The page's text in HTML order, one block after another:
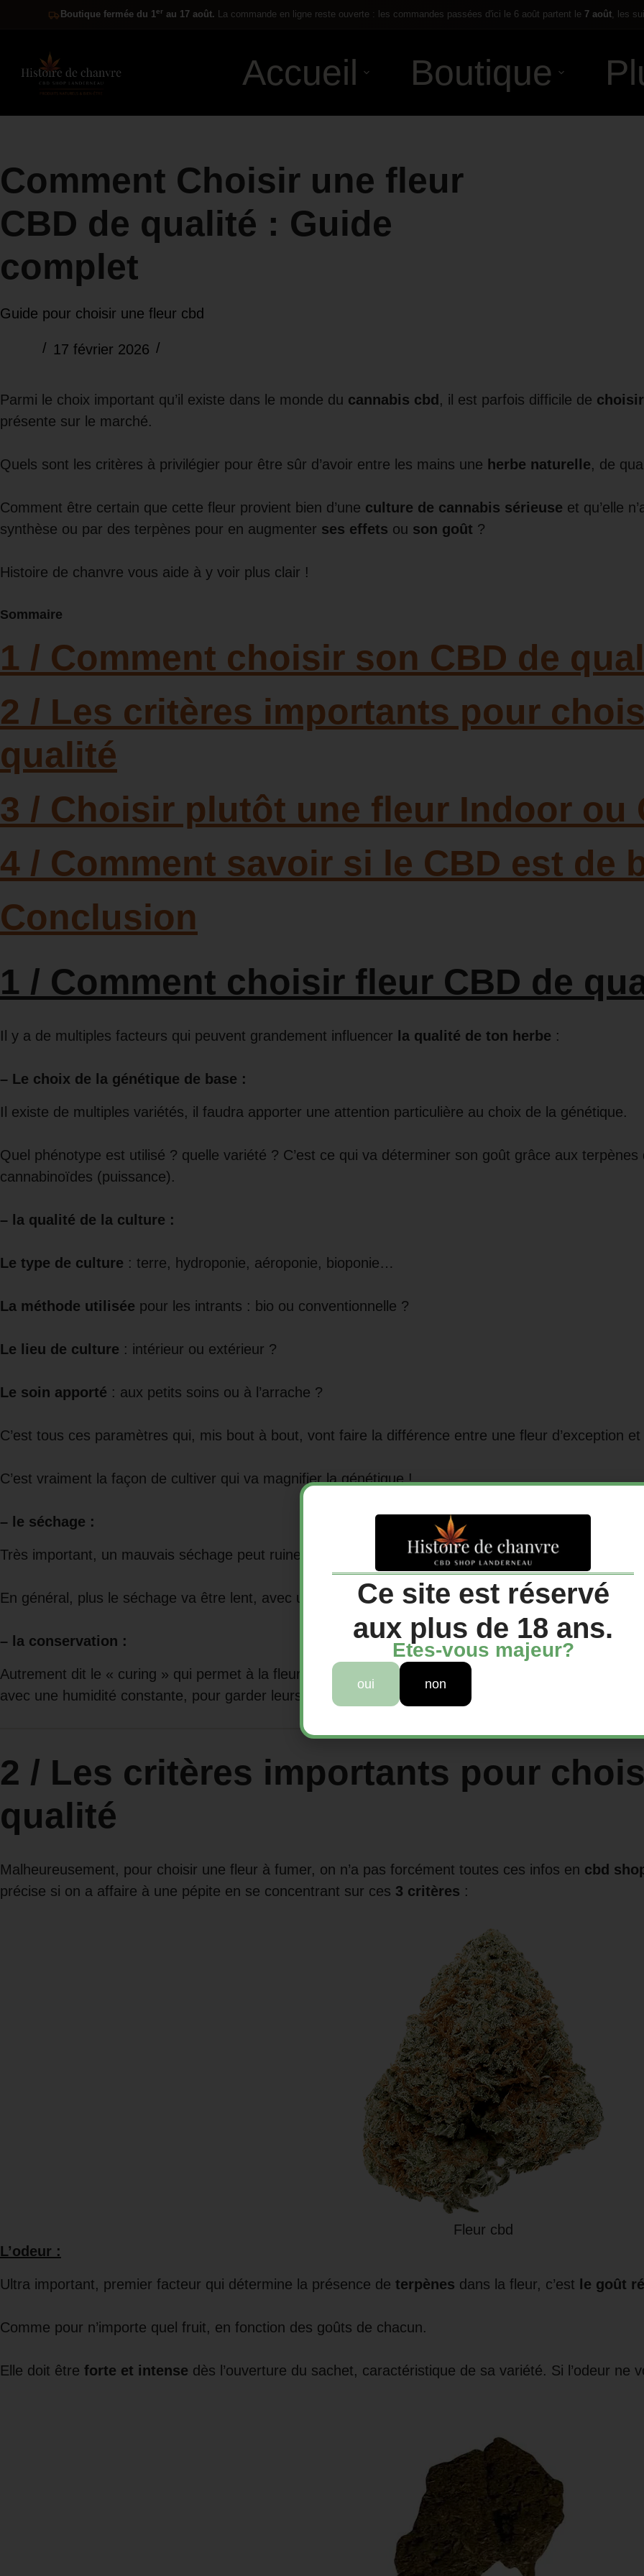
Boutique fermée du 1er au 17 août. La commande en ligne reste ouverte : les commandes passées d'ici le 6 août partent le 7 août, les
Accueil Boutique
Comment Choisir une fleur
CBD de qualité : Guide
complet
Guide pour choisir une fleur cbd
17 février 2026
Parmi le choix important qu’il existe dans le monde du cannabis cbd , il est parfois difficile de
présente sur le marché.
Quels sont les critères à privilégier pour être sûr d’avoir entre les mains une herbe naturelle, de
Comment être certain que cette fleur provient bien d’une culture de cannabis sérieuse et qu’elle
synthèse ou par des terpènes pour en augmenter ses effets ou son goût ?
Histoire de chanvre vous aide à y voir plus clair !
Sommaire
1 / Comment choisir son CBD de
2 / Les critères importants pour
qualité
3 / Choisir plutôt une fleur Indoor ou
4 / Comment savoir si le CBD est de
Conclusion
1 / Comment choisir fleur CBD de
Il y a de multiples facteurs qui peuvent grandement influencer la qualité de ton herbe :
– Le choix de la génétique de base :
Il existe de multiples variétés, il faudra apporter une attention particulière au choix de la génétique.
Quel phénotype est utilisé ? quelle variété ? C’est ce qui va déterminer son goût grâce aux
cannabinoïdes (puissance).
– la qualité de la culture :
Le type de culture : terre, hydroponie, aéroponie, bioponie…
La méthode utilisée pour les intrants : bio ou conventionnelle ?
Le lieu de culture : intérieur ou extérieur ?
Le soin apporté : aux petits soins ou à l’arrache ?
C’est tous ces paramètres qui, mis bout à bout, vont faire la différence entre une fleur d’exception
C’est vraiment la façon de cultiver qui va magnifier la génétique !
– le séchage :
Très important, un mauvais séchage peut ruiner ta weed et transformer tes belles buds en foins.
En général, plus le séchage va être lent, avec une humidité constante, plus la qualité finale sera au
– la conservation :
Autrement dit le « curing » qui permet à la fleur de prendre tout son potentiel aromatique. Les
avec une humidité constante, pour garder leurs saveurs.
2 / Les critères importants pour
qualité
Malheureusement, pour choisir une fleur à fumer, on n’a pas forcément toutes ces infos en cbd
précise si on a affaire à une pépite en se concentrant sur ces 3 critères :
Fleur cbd
L’odeur :
Ultra important, premier facteur qui détermine la présence de terpènes dans la fleur, c’est le goût
Comme pour n’importe quel fruit, en fonction des goûts de chacun.
Elle doit être forte et intense dès l’ouverture du sachet, caractéristique de sa variété. Si l’odeur ne
Ce site est réservé
aux plus de 18 ans.
Etes-vous majeur?
oui non